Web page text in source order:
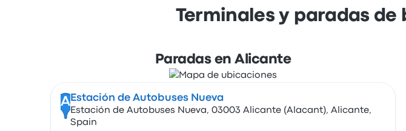
Terminales y paradas de
Paradas en Alicante
A Estación de Autobuses Nueva
Estación de Autobuses Nueva, 03003 Alicante (Alacant), Alicante,
Spain